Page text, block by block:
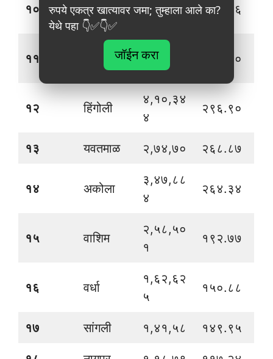
१० नाशिक
२
३२०.९६
११
३,४२,६९
१
३०९.८०
१२ हिंगोली
४,१०,३४
४
२९६.९०
१३ यवतमाळ २,७४,७० २६८.८७
१४ अकोला
३,४७,८८
४
२६४.३४
१५ वाशिम
२,५८,५०
१
१९२.७७
१६ वर्धा
१,६२,६२
५
१५०.८८
१७ सांगली १,४१,५८ १४९.९५
रुपये एकत्र खात्यावर जमा; तुम्हाला आले का?
येथे पहा 👇✅👇✅
जॉईन करा